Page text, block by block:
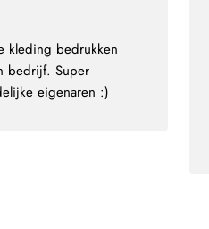
kleding bedrukken
bedrijf. Super
eigenaren :)